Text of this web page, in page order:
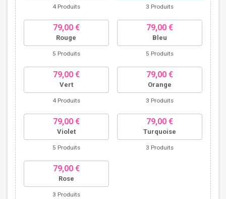
4 Produits 3 Produits
79,00 €
Rouge
5 Produits
79,00 €
Bleu
5 Produits
79,00 €
Vert
4 Produits
79,00 €
Orange
3 Produits
79,00 €
Violet
5 Produits
79,00 €
Turquoise
3 Produits
79,00 €
Rose
3 Produits